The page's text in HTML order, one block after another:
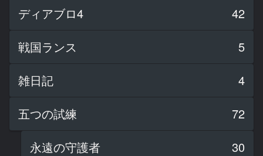
ディアブロ4
42
戦国ランス
5
雑日記
4
五つの試練
72
永遠の守護者
30